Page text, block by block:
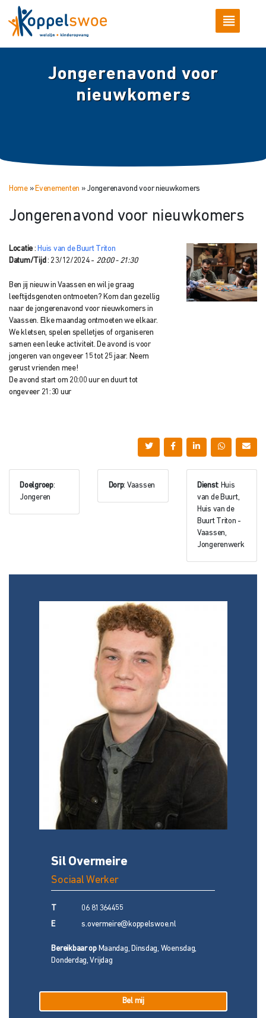
Jongerenavond voor
nieuwkomers
Home» Evenementen » Jongerenavond voor nieuwkomers
Jongerenavond voor nieuwkomers
Locatie : Huis van de Buurt Triton
Datum/Tijd : 23/12/2024 - 20:00 - 21:30
Ben jij nieuw in Vaassen en wil je graag
leeftijdsgenoten ontmoeten? Kom dan gezellig
naar de jongerenavond voor nieuwkomers in
Vaassen. Elke maandag ontmoeten we elkaar.
We kletsen, spelen spelletjes of organiseren
samen een leuke activiteit. De avond is voor
jongeren van ongeveer 15 tot 25 jaar. Neem
gerust vrienden mee!
De avond start om 20:00 uur en duurt tot
ongeveer 21:30 uur
Doelgroep:
Jongeren
Dorp: Vaassen Dienst: Huis
van de Buurt,
Huis van de
Buurt Triton -
Vaassen,
Jongerenwerk
Sil Overmeire
Sociaal Werker
06 81364455
E s.overmeire@koppelswoe.nl
Bereikbaar opMaandag, Dinsdag, Woensdag,
Donderdag, Vrijdag
Bel mij